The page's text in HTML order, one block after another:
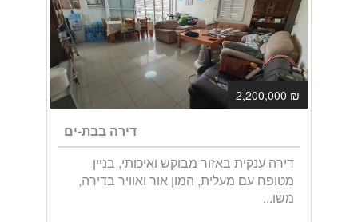
₪ 2,200,000
דירה בבת-ים
דירה ענקית באזור מבוקש ואיכותי, בניין
מטופח עם מעלית, המון אור ואוויר בדירה,
משו...